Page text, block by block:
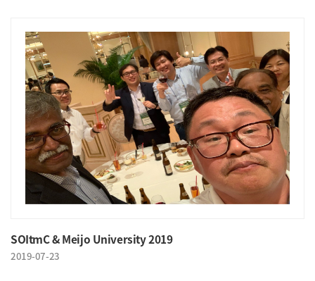
SOItmC & Meijo University 2019
2019-07-23